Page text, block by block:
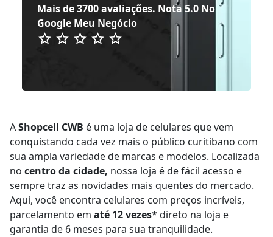
Mais de 3700 avaliações. Nota 5.0 No
Google Meu Negócio
AShopcell CWB é uma loja de celulares que vem
conquistando cada vez mais o público curitibano com
sua ampla variedade de marcas e modelos. Localizada
no centro da cidade, nossa loja é de fácil acesso e
sempre traz as novidades mais quentes do mercado.
Aqui, você encontra celulares com preços incríveis,
parcelamento em até 12 vezes*direto na loja e
garantia de 6 meses para sua tranquilidade.